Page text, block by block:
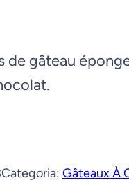
de gâteau
Categoria: Gâteaux À